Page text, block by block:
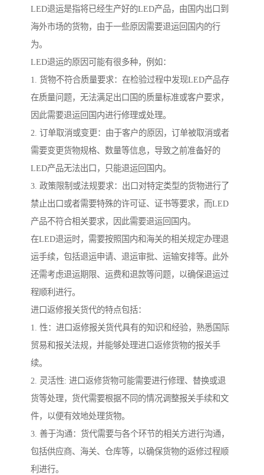
LED退运是指将已经生产好的LED产品，由国内出口到
海外市场的货物，由于一些原因需要退运回国内的行
为。
LED退运的原因可能有很多种，例如：
1. 货物不符合质量要求：在检验过程中发现LED产品存
在质量问题，无法满足出口国的质量标准或客户要求，
因此需要退运回国内进行修理或处理。
2. 订单取消或变更：由于客户的原因，订单被取消或者
需要变更货物规格、数量等信息，导致之前准备好的
LED产品无法出口，只能退运回国内。
3. 政策限制或法规要求：出口对特定类型的货物进行了
禁止出口或者需要特殊的许可证、证书等要求，而LED
产品不符合相关要求，因此需要退运回国内。
在LED退运时，需要按照国内和海关的相关规定办理退
运手续，包括退运申请、退运审批、运输安排等。此外
还需考虑退运期限、运费和退款等问题，以确保退运过
程顺利进行。
进口返修报关货代的特点包括：
1. 性：进口返修报关货代具有的知识和经验，熟悉国际
贸易和报关法规，并能够处理进口返修货物的报关手
续。
2. 灵活性: 进口返修货物可能需要进行修理、替换或退
货等处理，货代需要根据不同的情况调整报关手续和文
件，以便有效地处理货物。
3. 善于沟通：货代需要与各个环节的相关方进行沟通，
包括供应商、海关、仓库等，以确保货物的返修过程顺
利进行。